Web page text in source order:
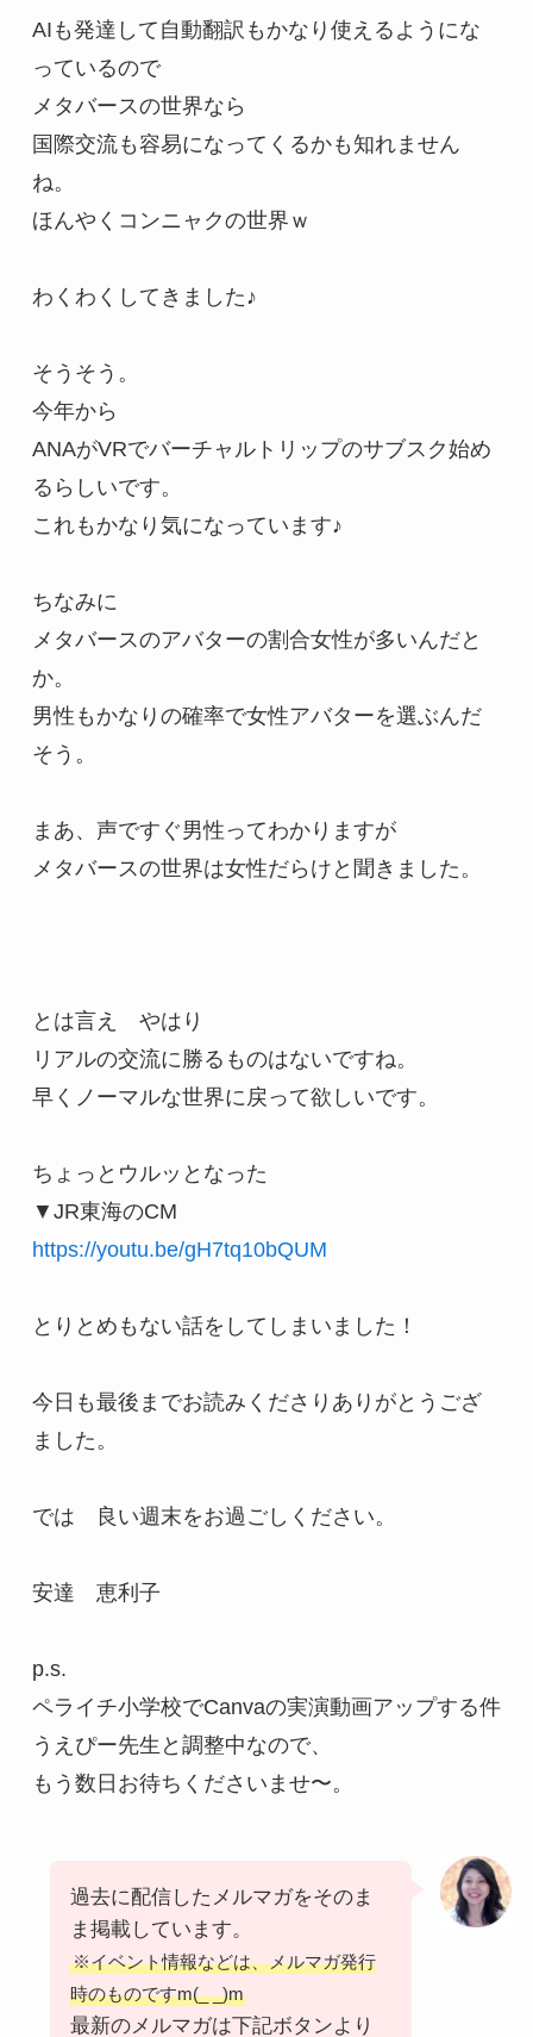
AIも発達して自動翻訳もかなり使えるようにな
っているので
メタバースの世界なら
国際交流も容易になってくるかも知れません
ね。
ほんやくコンニャクの世界ｗ
わくわくしてきました♪
そうそう。
今年から
ANAがVRでバーチャルトリップのサブスク始め
るらしいです。
これもかなり気になっています♪
ちなみに
メタバースのアバターの割合女性が多いんだと
か。
男性もかなりの確率で女性アバターを選ぶんだ
そう。
まあ、声ですぐ男性ってわかりますが
メタバースの世界は女性だらけと聞きました。
とは言え　やはり
リアルの交流に勝るものはないですね。
早くノーマルな世界に戻って欲しいです。
ちょっとウルッとなった
https://youtu.be/gH7tq10bQUM
とりとめもない話をしてしまいました！
今日も最後までお読みくださりありがとうござ
ました。
では　良い週末をお過ごしください。
安達　恵利子
p.s.
ペライチ小学校でCanvaの実演動画アップする件
うえぴー先生と調整中なので、
過去に配信したメルマガをそのま
ま掲載しています。
※イベント情報などは、メルマガ発行
時のものですm(_ _)m
最新のメルマガは下記ボタンより